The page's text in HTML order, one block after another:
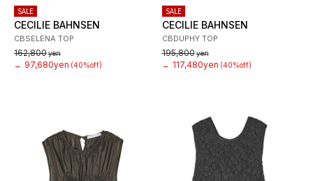
SALE
CECILIE BAHNSEN
CBSELENA TOP
162,800yen
→
97,680yen (40%off)
SALE
CECILIE BAHNSEN
CBDUPHY TOP
195,800yen
→
117,480yen (40%off)